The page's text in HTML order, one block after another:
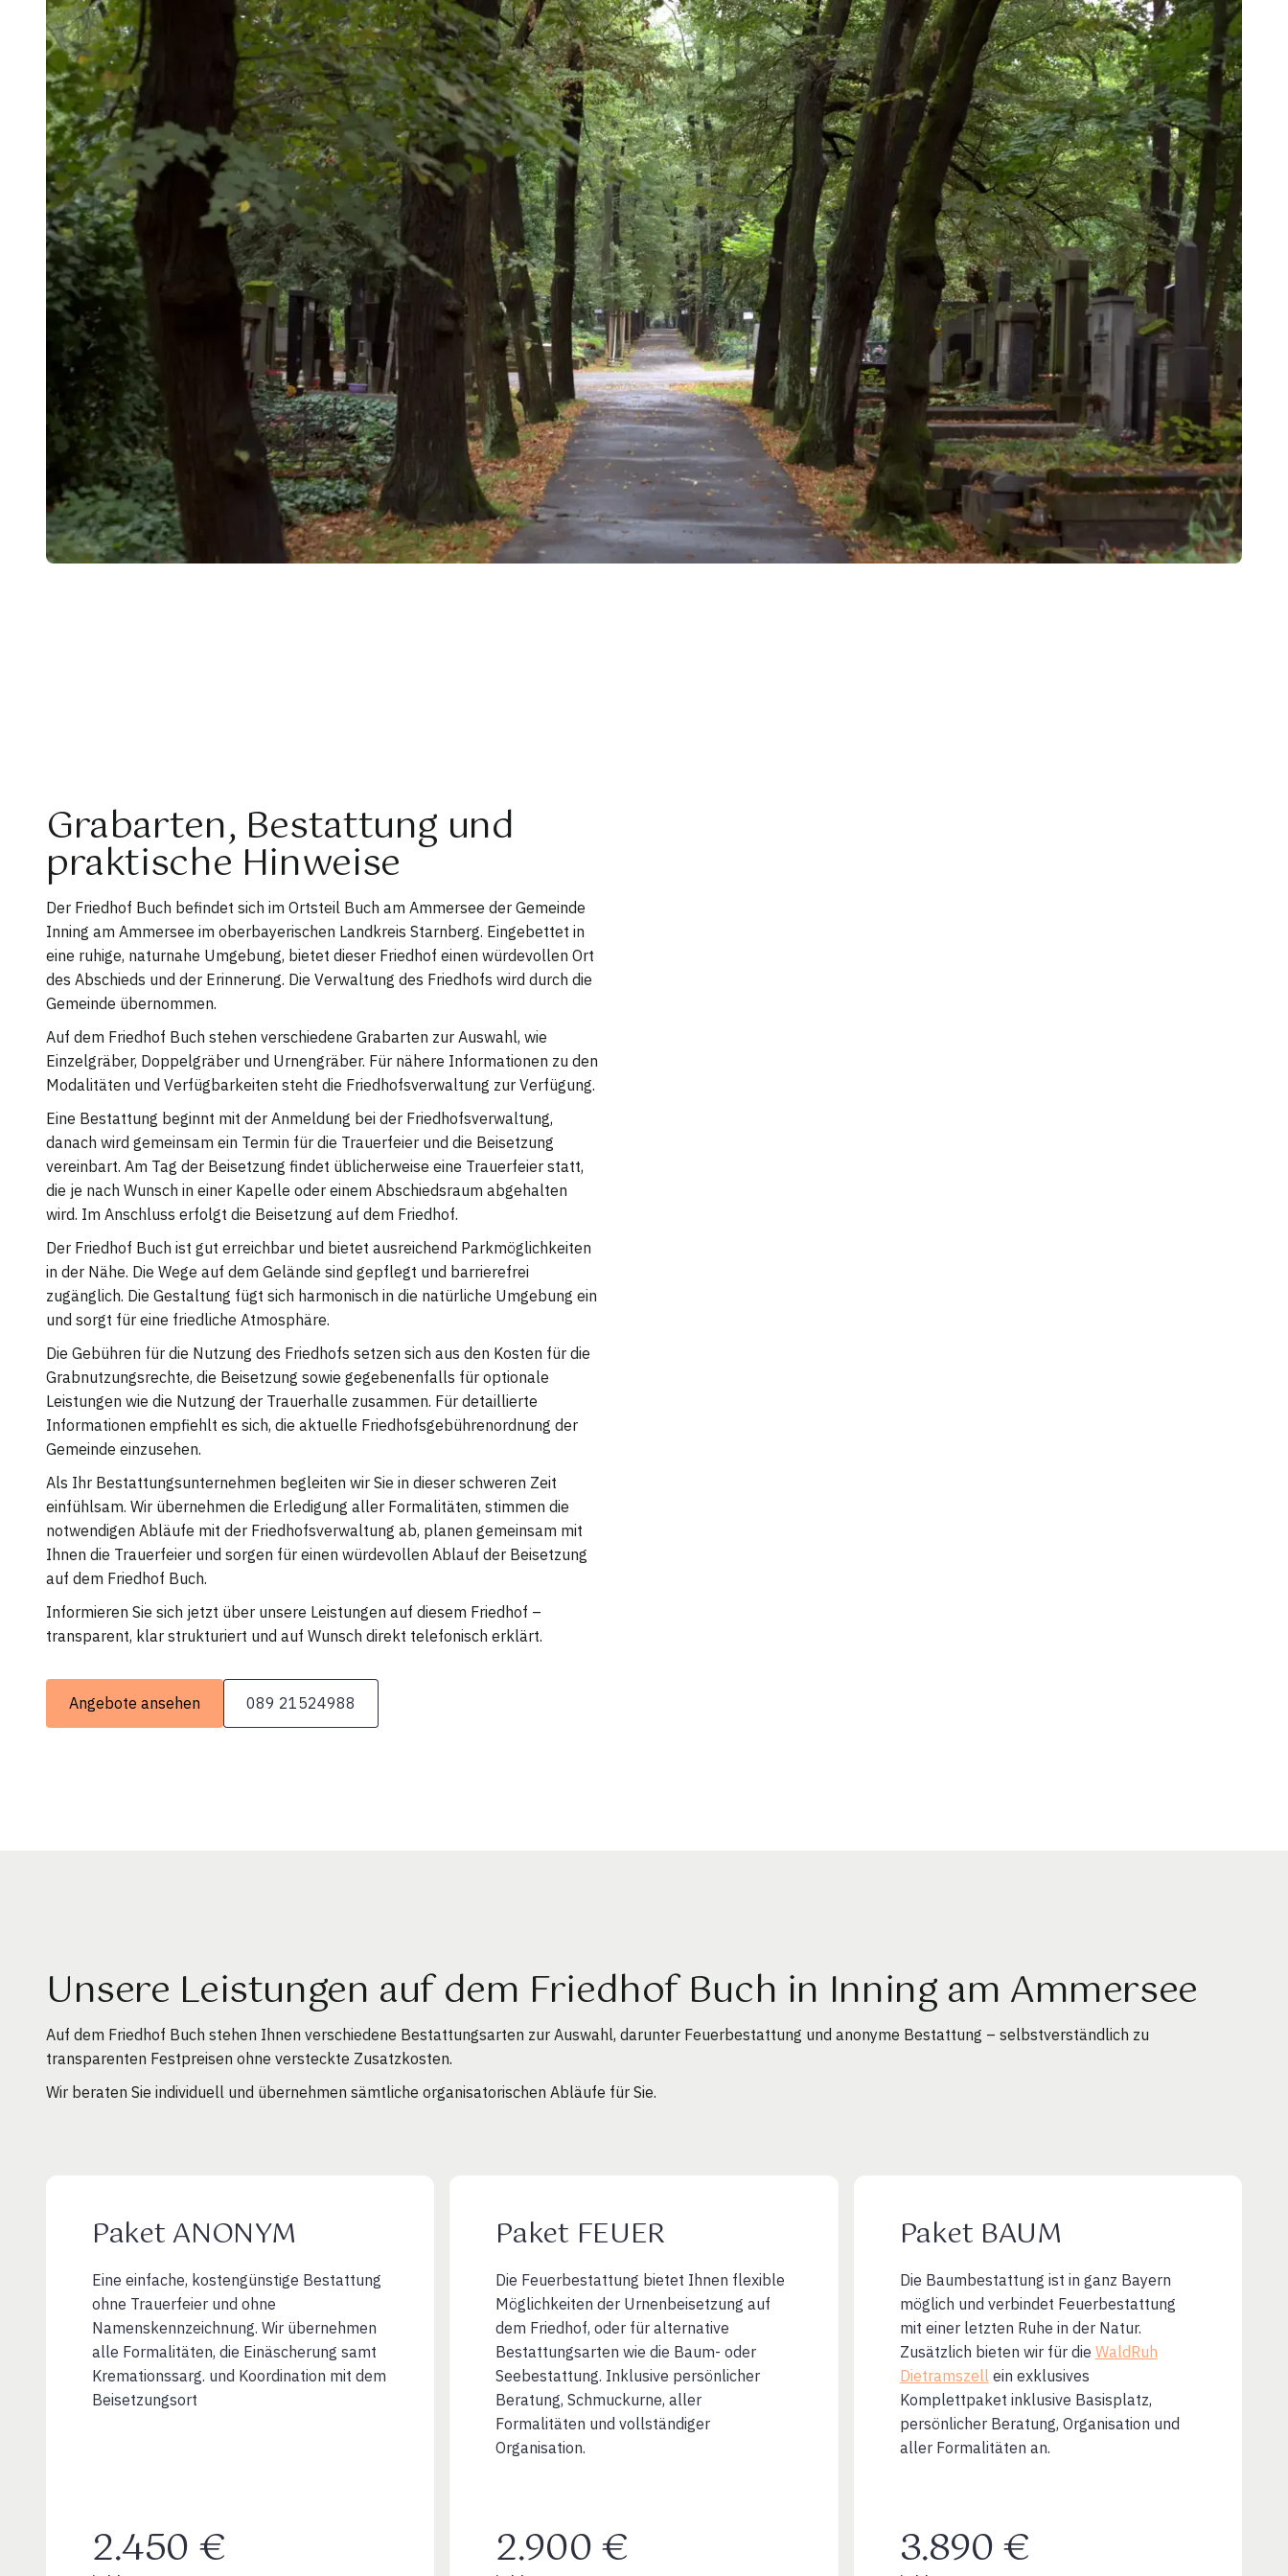
Grabarten, Bestattung und
praktische Hinweise
Der Friedhof Buch befindet sich im Ortsteil Buch am Ammersee der Gemeinde
Inning am Ammersee im oberbayerischen Landkreis Starnberg. Eingebettet in
eine ruhige, naturnahe Umgebung, bietet dieser Friedhof einen würdevollen Ort
des Abschieds und der Erinnerung. Die Verwaltung des Friedhofs wird durch die
Gemeinde übernommen.
Auf dem Friedhof Buch stehen verschiedene Grabarten zur Auswahl, wie
Einzelgräber, Doppelgräber und Urnengräber. Für nähere Informationen zu den
Modalitäten und Verfügbarkeiten steht die Friedhofsverwaltung zur Verfügung.
Eine Bestattung beginnt mit der Anmeldung bei der Friedhofsverwaltung,
danach wird gemeinsam ein Termin für die Trauerfeier und die Beisetzung
vereinbart. Am Tag der Beisetzung findet üblicherweise eine Trauerfeier statt,
die je nach Wunsch in einer Kapelle oder einem Abschiedsraum abgehalten
wird. Im Anschluss erfolgt die Beisetzung auf dem Friedhof.
Der Friedhof Buch ist gut erreichbar und bietet ausreichend Parkmöglichkeiten
in der Nähe. Die Wege auf dem Gelände sind gepflegt und barrierefrei
zugänglich. Die Gestaltung fügt sich harmonisch in die natürliche Umgebung ein
und sorgt für eine friedliche Atmosphäre.
Die Gebühren für die Nutzung des Friedhofs setzen sich aus den Kosten für die
Grabnutzungsrechte, die Beisetzung sowie gegebenenfalls für optionale
Leistungen wie die Nutzung der Trauerhalle zusammen. Für detaillierte
Informationen empfiehlt es sich, die aktuelle Friedhofsgebührenordnung der
Gemeinde einzusehen.
Als Ihr Bestattungsunternehmen begleiten wir Sie in dieser schweren Zeit
einfühlsam. Wir übernehmen die Erledigung aller Formalitäten, stimmen die
notwendigen Abläufe mit der Friedhofsverwaltung ab, planen gemeinsam mit
Ihnen die Trauerfeier und sorgen für einen würdevollen Ablauf der Beisetzung
auf dem Friedhof Buch.
Informieren Sie sich jetzt über unsere Leistungen auf diesem Friedhof –
transparent, klar strukturiert und auf Wunsch direkt telefonisch erklärt.
Angebote ansehen 089 21524988
Unsere Leistungen auf dem Friedhof Buch in Inning am Ammersee
Auf dem Friedhof Buch stehen Ihnen verschiedene Bestattungsarten zur Auswahl, darunter Feuerbestattung und anonyme Bestattung – selbstverständlich zu
transparenten Festpreisen ohne versteckte Zusatzkosten.
Wir beraten Sie individuell und übernehmen sämtliche organisatorischen Abläufe für Sie.
Paket ANONYM
Eine einfache, kostengünstige Bestattung
ohne Trauerfeier und ohne
Namenskennzeichnung. Wir übernehmen
alle Formalitäten, die Einäscherung samt
Kremationssarg. und Koordination mit dem
Beisetzungsort
2.450 €
Paket FEUER
Die Feuerbestattung bietet Ihnen flexible
Möglichkeiten der Urnenbeisetzung auf
dem Friedhof, oder für alternative
Bestattungsarten wie die Baum- oder
Seebestattung. Inklusive persönlicher
Beratung, Schmuckurne, aller
Formalitäten und vollständiger
Organisation.
2.900 €
Paket BAUM
Die Baumbestattung ist in ganz Bayern
möglich und verbindet Feuerbestattung
mit einer letzten Ruhe in der Natur.
Zusätzlich bieten wir für die WaldRuh
Dietramszellein exklusives
Komplettpaket inklusive Basisplatz,
persönlicher Beratung, Organisation und
aller Formalitäten an.
3.890 €